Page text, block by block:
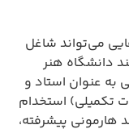
می‌تواند شاغل
دانشگاه هنر
عنوان استاد و
تکمیلی) استخدام
پیشرفته،